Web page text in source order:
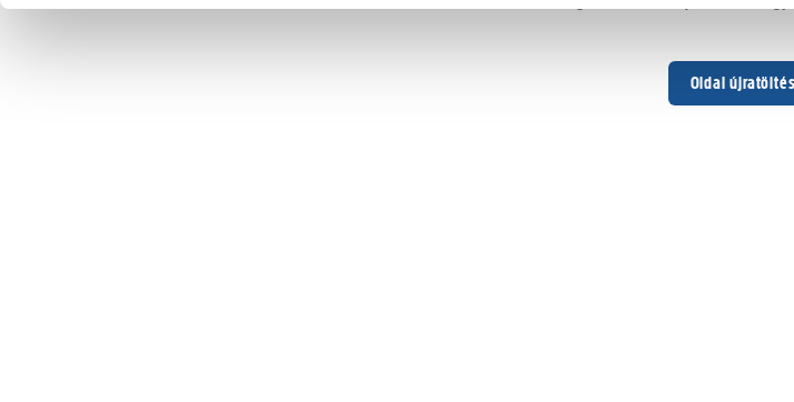
Oldal